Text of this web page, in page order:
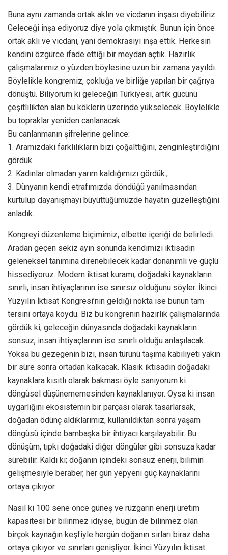
Buna aynı zamanda ortak aklın ve vicdanın inşası diyebiliriz.
Geleceği inşa ediyoruz diye yola çıkmıştık. Bunun için önce
ortak aklı ve vicdanı, yani demokrasiyi inşa ettik. Herkesin
kendini özgürce ifade ettiği bir meydan açtık. Hazırlık
çalışmalarımız o yüzden böylesine uzun bir zamana yayıldı.
Böylelikle kongremiz, çokluğa ve birliğe yapılan bir çağrıya
dönüştü. Biliyorum ki geleceğin Türkiyesi, artık gücünü
çeşitlilikten alan bu köklerin üzerinde yükselecek. Böylelikle
bu topraklar yeniden canlanacak.
Bu canlanmanın şifrelerine gelince:
1. Aramızdaki farklılıkların bizi çoğalttığını, zenginleştirdiğini
gördük.
2. Kadınlar olmadan yarım kaldığımızı gördük.;
3. Dünyanın kendi etrafımızda döndüğü yanılmasından
kurtulup dayanışmayı büyüttüğümüzde hayatın güzelleştiğini
anladık.
Kongreyi düzenleme biçimimiz, elbette içeriği de belirledi.
Aradan geçen sekiz ayın sonunda kendimizi iktisadın
geleneksel tanımına direnebilecek kadar donanımlı ve güçlü
hissediyoruz. Modern iktisat kuramı, doğadaki kaynakların
sınırlı, insan ihtiyaçlarının ise sınırsız olduğunu söyler. İkinci
Yüzyılın İktisat Kongresi’nin geldiği nokta ise bunun tam
tersini ortaya koydu. Biz bu kongrenin hazırlık çalışmalarında
gördük ki, geleceğin dünyasında doğadaki kaynakların
sonsuz, insan ihtiyaçlarının ise sınırlı olduğu anlaşılacak.
Yoksa bu gezegenin bizi, insan türünü taşıma kabiliyeti yakın
bir süre sonra ortadan kalkacak. Klasik iktisadın doğadaki
kaynaklara kısıtlı olarak bakması öyle sanıyorum ki
döngüsel düşünememesinden kaynaklanıyor. Oysa ki insan
uygarlığını ekosistemin bir parçası olarak tasarlarsak,
doğadan ödünç aldıklarımız, kullanıldıktan sonra yaşam
döngüsü içinde bambaşka bir ihtiyacı karşılayabilir. Bu
dönüşüm, tıpkı doğadaki diğer döngüler gibi sonsuza kadar
sürebilir. Kaldı ki; doğanın içindeki sonsuz enerji, bilimin
gelişmesiyle beraber, her gün yepyeni güç kaynaklarını
ortaya çıkıyor.
Nasıl ki 100 sene önce güneş ve rüzgarın enerji üretim
kapasitesi bir bilinmez idiyse, bugün de bilinmez olan
birçok kaynağın keşfiyle hergün doğanın sırları biraz daha
ortaya çıkıyor ve sınırları genişliyor. İkinci Yüzyılın İktisat